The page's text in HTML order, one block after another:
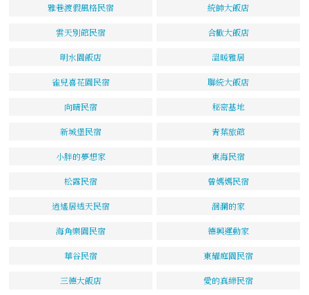
雅巷渡假風格民宿 統帥大飯店
雲天別館民宿 合歡大飯店
明水園飯店 溫暖雅居
雀兒喜花園民宿 聯統大飯店
向晴民宿 秘密基地
新城堡民宿 青葉旅館
小胖的夢想家 東海民宿
松露民宿 曾媽媽民宿
逍遙居透天民宿 洄瀾的家
海角樂園民宿 德興運動家
華谷民宿 東耀庭園民宿
三德大飯店 愛的真締民宿